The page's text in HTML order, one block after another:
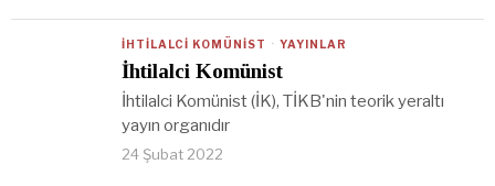
İHTILALCI KOMÜNIST · YAYINLAR
İhtilalci Komünist
İhtilalci Komünist (İK), TİKB'nin teorik yeraltı
yayın organıdır
24 Şubat 2022